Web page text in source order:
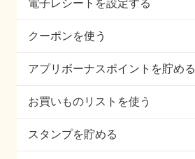
電子レシートを設定する
クーポンを使う
アプリボーナスポイントを貯める
お買いものリストを使う
スタンプを貯める